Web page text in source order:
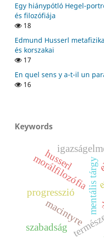
Egy hiánypótló Hegel-
és filozófiája
18
Edmund Husserl
és korszakai
17
En quel sens y a-t-il un
16
Keywords
mentális tárgy
macintyre
morálfilozófia
progresszió
szabadság
husserl